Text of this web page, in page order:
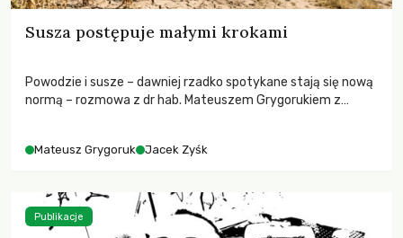
Susza postępuje małymi krokami
Powodzie i susze – dawniej rzadko spotykane stają się nową
normą – rozmowa z dr hab. Mateuszem Grygorukiem z
Mateusz Grygoruk Jacek Zyśk
Publikacje